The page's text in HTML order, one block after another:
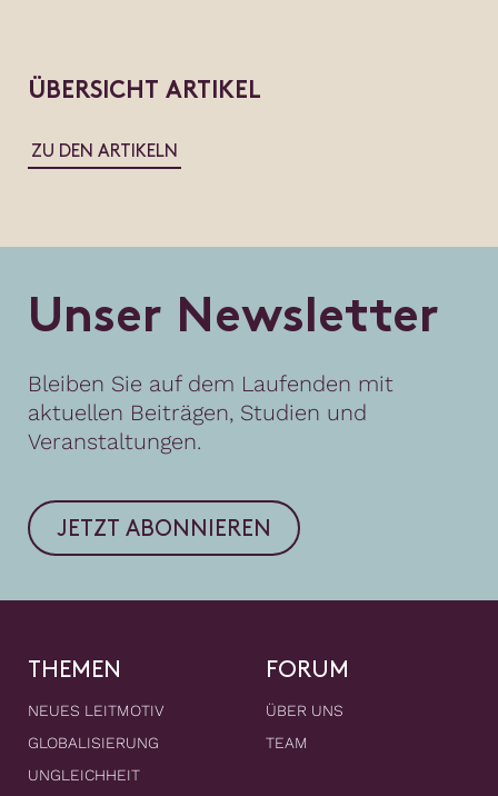
ÜBERSICHT ARTIKEL
ZU DEN ARTIKELN
Unser Newsletter
Bleiben Sie auf dem Laufenden mit
aktuellen Beiträgen, Studien und
Veranstaltungen.
JETZT ABONNIEREN
THEMEN
NEUES LEITMOTIV
GLOBALISIERUNG
UNGLEICHHEIT
FORUM
ÜBER UNS
TEAM